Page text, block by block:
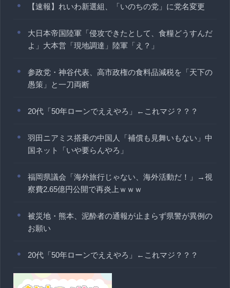
【速報】れいわ新選組、「いのちの党」に党名変更
大日本帝国陸軍「侵攻できたとして、食糧どうすんだ
よ」大本営「現地調達」陸軍「え？」
参政党・神谷代表、高市政権の食料品減税を「天下の
愚策」と一刀両断
20代「50年ローンでええやろ」←これマジ？？？
羽田ニアミス搭乗の中国人「補償も見舞いもない」中
国ネット「いや要らんやろ」
福岡県議会「海外旅行じゃない、海外活動だ！」→視
察費2.65億円公開で再炎上ｗｗｗ
被災地・熊本、泥酔者の通報が止まらず県警が異例の
お願い
20代「50年ローンでええやろ」←これマジ？？？